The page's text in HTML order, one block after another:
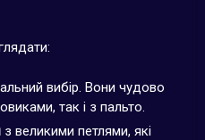
вибір. Вони чудово
так і з пальто.
з великими петлями, які